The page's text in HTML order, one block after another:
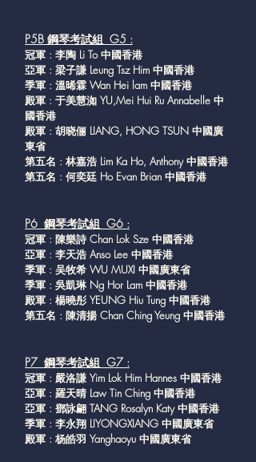
P5B 鋼琴考試組 G5 :
冠軍 : 李陶 Li To 中國香港
亞軍 : 梁子謙 Leung Tsz Him 中國香港
季軍 : 溫晞霖 Wan Hei lam 中國香港
殿軍 : 于美慧洳 YU,Mei Hui Ru Annabelle 中
國香港
殿軍 : 胡晓俪 LIANG, HONG TSUN 中國廣
東省
第五名 : 林嘉浩 Lim Ka Ho, Anthony 中國香港
第五名 : 何奕廷 Ho Evan Brian 中國香港
P6 鋼琴考試組 G6 :
冠軍 : 陳樂詩 Chan Lok Sze 中國香港
亞軍 : 李天浩 Anso Lee 中國香港
季軍 : 吴牧希 WU MUXI 中國廣東省
季軍 : 吳凱琳 Ng Hor Lam 中國香港
殿軍 : 楊曉彤 YEUNG Hiu Tung 中國香港
第五名 : 陳清揚 Chan Ching Yeung 中國香港
P7 鋼琴考試組 G7 :
冠軍 : 嚴洛謙 Yim Lok Him Hannes 中國香港
亞軍 : 羅天晴 Law Tin Ching 中國香港
亞軍 : 鄧詠翩 TANG Rosalyn Katy 中國香港
季軍 : 李永翔 LIYONGXIANG 中國廣東省
殿軍 : 杨皓羽 Yanghaoyu 中國廣東省